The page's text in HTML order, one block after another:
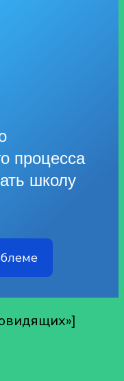
процесса
школу